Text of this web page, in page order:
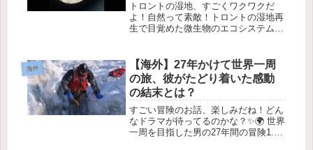
トロントの湿地、すごくワクワクだ
よ！自然って素敵！トロントの湿地再
生で目覚めた微生物のエコシステム
間も封印されていた微生物たちが目を
覚ましたんだって！🌍💚乾いた土...
海外
【海外】27年かけて世界一周
の旅、彼がたどり着いた感動
の結末とは？
すごい冒険のお話、楽しみだね！どん
なドラマが待ってるのかな？✨🌍 世界
一周を目指した男の27年間の冒険1.